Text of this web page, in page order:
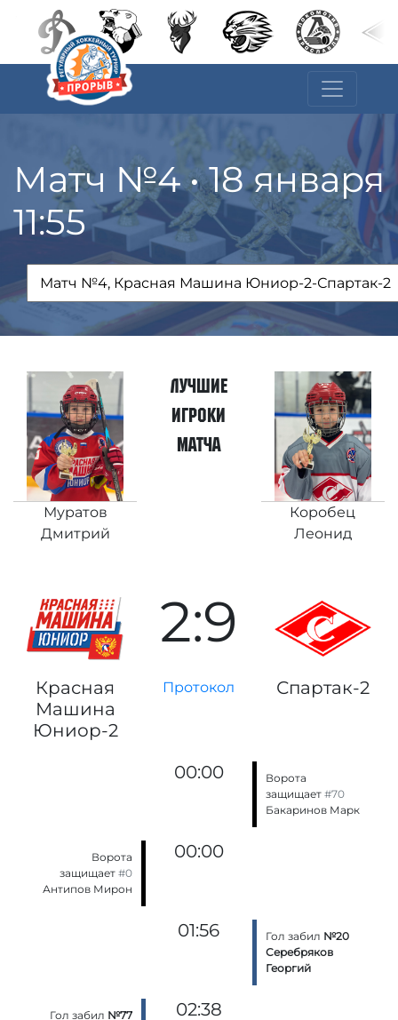
Матч №4 • 18 января
11:55
Лучшие
игроки
матча
Муратов
Дмитрий
Коробец
Леонид
2:9
Красная
Машина
Юниор-2
Протокол Спартак-2
00:00
Ворота
защищает #70
Бакаринов Марк
Ворота
защищает#0
Антипов Мирон
00:00
01:56 Гол забил №20
Серебряков
Георгий
Гол забил №77
02:38